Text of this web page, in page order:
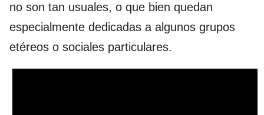
no son tan usuales, o que bien quedan
especialmente dedicadas a algunos grupos
etéreos o sociales particulares.